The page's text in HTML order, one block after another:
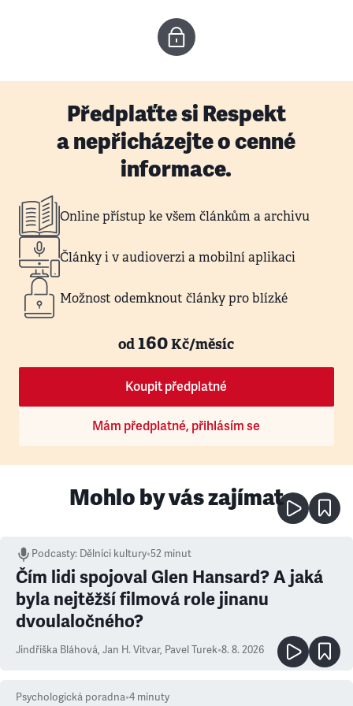
Předplaťte si Respekt
a nepřicházejte o cenné
informace.
Online přístup ke všem článkům a archivu
Články i v audioverzi a mobilní aplikaci
Možnost odemknout články pro blízké
od160Kč/měsíc
Koupit předplatné
Mám předplatné, přihlásím se
Mohlo by vás zajímat
Podcasty: Dělníci kultury•52 minut
Čím lidi spojoval Glen Hansard? A jaká
byla nejtěžší filmová role jinanu
dvoulaločného?
Jindřiška Bláhová, Jan H. Vitvar, Pavel Turek•8. 8. 2026
Psychologická poradna•4 minuty